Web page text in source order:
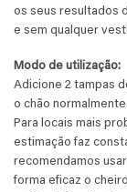
os seus resultados
e sem qualquer
Modo de utilização:
Adicione 2 tampas
o chão normalmente.
Para locais mais
estimação faz
recomendamos
forma eficaz o